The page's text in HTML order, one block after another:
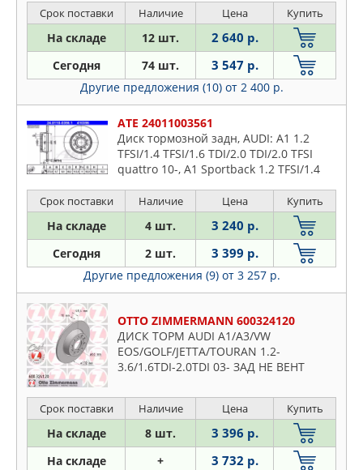
JETTA II
Срок поставки Наличие Цена Купить
На складе 12 шт. 2 640 р.
Сегодня 74 шт. 3 547 р.
Другие предложения (10) от 2 400 р.
ATE 24011003561
Диск тормозной задн, AUDI: A1 1.2
TFSI/1.4 TFSI/1.6 TDI/2.0 TDI/2.0 TFSI
quattro 10-, A1 Sportback 1.2 TFSI/1.4
TFSI/1.6/1
Срок поставки Наличие Цена Купить
На складе 4 шт. 3 240 р.
Сегодня 2 шт. 3 399 р.
Другие предложения (9) от 3 257 р.
OTTO ZIMMERMANN 600324120
ДИСК ТОРМ AUDI A1/A3/VW
EOS/GOLF/JETTA/TOURAN 1.2-
3.6/1.6TDI-2.0TDI 03- ЗАД НЕ ВЕНТ
Срок поставки Наличие Цена Купить
На складе 8 шт. 3 396 р.
На складе + 3 732 р.